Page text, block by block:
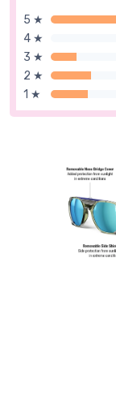
5 ★
4 ★
3 ★
2 ★
1 ★